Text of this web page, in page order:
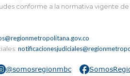
conforme a la normativa vigente
@somosregionmbc